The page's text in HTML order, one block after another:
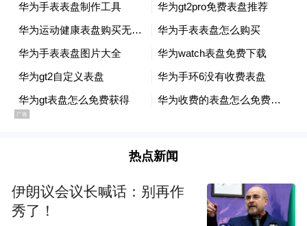
热点新闻
伊朗议会议长喊话：别再作
秀了！